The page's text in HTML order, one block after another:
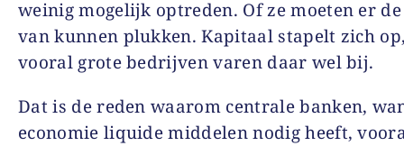
weinig mogelijk optreden. Of ze moeten er
van kunnen plukken. Kapitaal stapelt zich
vooral grote bedrijven varen daar wel bij.
Dat is de reden waarom centrale banken,
economie liquide middelen nodig heeft,